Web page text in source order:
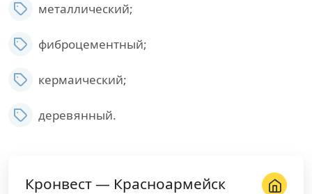
металлический;
фиброцементный;
кермаический;
деревянный.
Кронвест — Красноармейск